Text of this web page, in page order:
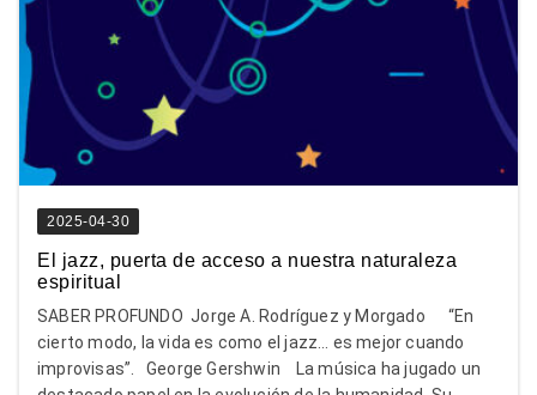
2025-04-30
El jazz, puerta de acceso a nuestra naturaleza
espiritual
SABER PROFUNDO Jorge A. Rodríguez y Morgado “En
cierto modo, la vida es como el jazz… es mejor cuando
improvisas”. George Gershwin La música ha jugado un